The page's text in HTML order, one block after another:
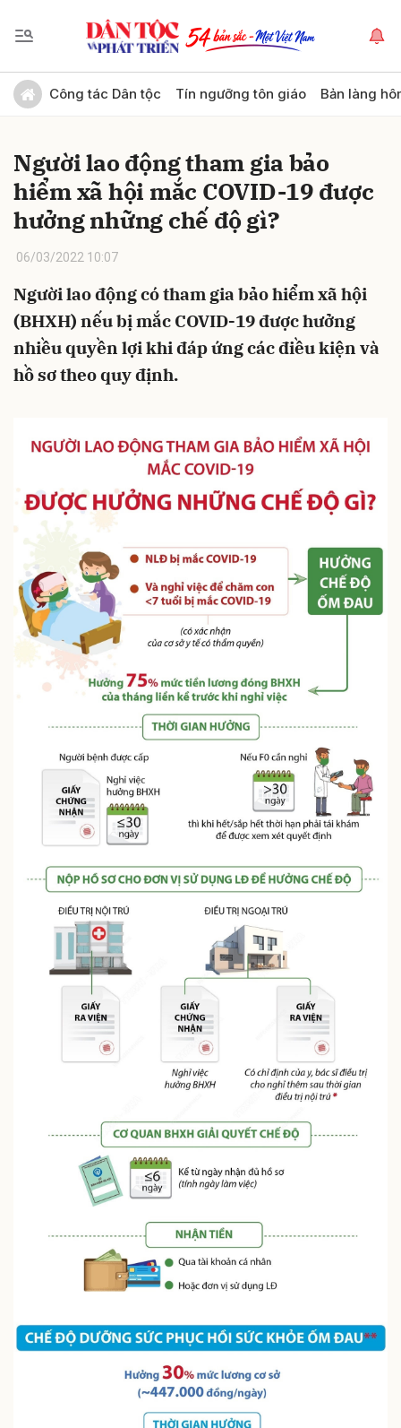
Công tác Dân tộc Tín ngưỡng tôn giáo Bản làng
Người lao động tham gia bảo
hiểm xã hội mắc COVID-19 được
hưởng những chế độ gì?
06/03/2022 10:07
Người lao động có tham gia bảo hiểm xã hội
(BHXH) nếu bị mắc COVID-19 được hưởng
nhiều quyền lợi khi đáp ứng các điều kiện và
hồ sơ theo quy định.
Gửi bình luận